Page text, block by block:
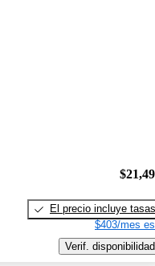
El precio incluye tasas
$403/mes
Verif. disponibilidad